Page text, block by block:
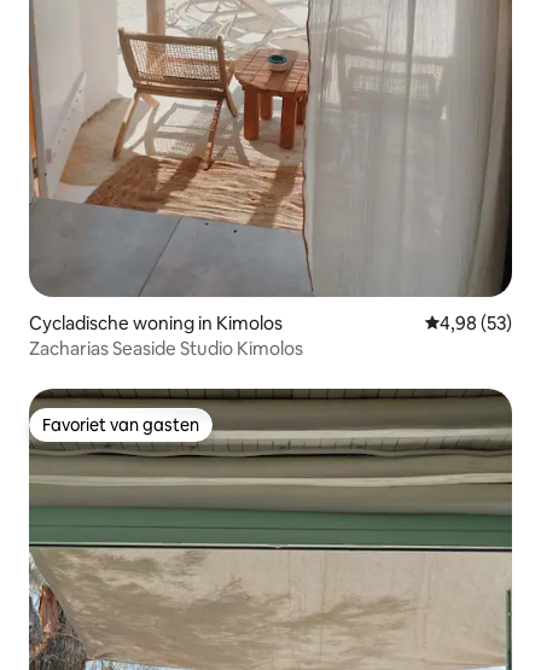
Cycladische woning in Kimolos Gemiddelde
4,98 (53)
Zacharias Seaside Studio Kimolos
Favoriet van gasten
Favoriet van gasten